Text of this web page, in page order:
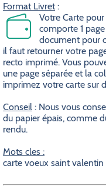
Format Livret:
Votre Carte
comporte 1
document pour
il faut retourner votre
recto imprimé. Vous
une page séparée et la
imprimez votre carte sur
Conseil : Nous vous
du papier épais, comme
rendu.
Mots cles :
carte voeux saint